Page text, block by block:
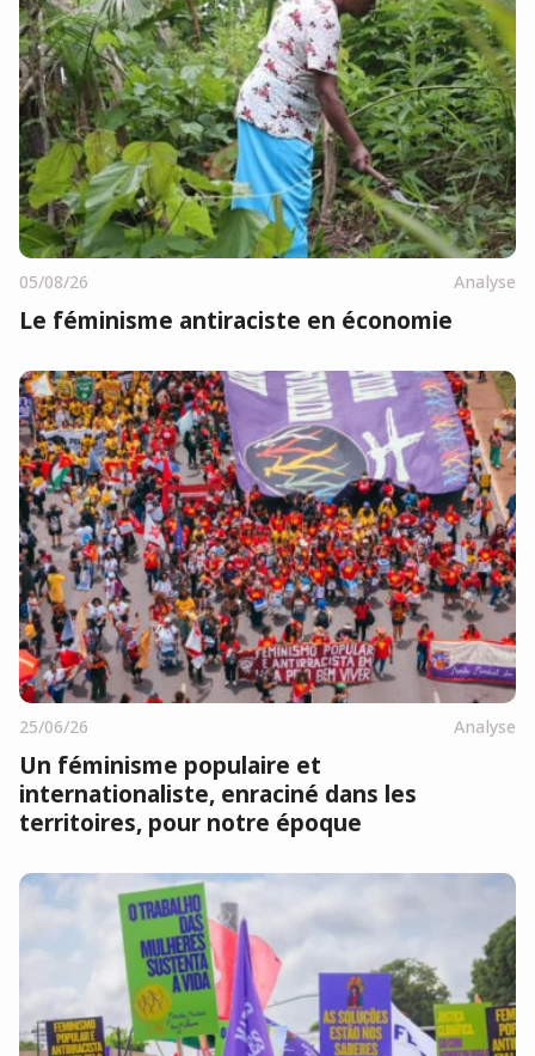
05/08/26 Analyse
Le féminisme antiraciste en économie
25/06/26 Analyse
Un féminisme populaire et
internationaliste, enraciné dans les
territoires, pour notre époque